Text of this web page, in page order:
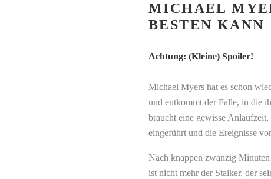
MICHAEL
BESTEN KANN
Achtung: (Kleine) Spoiler!
Michael Myers hat es schon
und entkommt der Falle, in die
braucht eine gewisse
eingeführt und die Ereignisse
Nach knappen zwanzig
ist nicht mehr der Stalker, der